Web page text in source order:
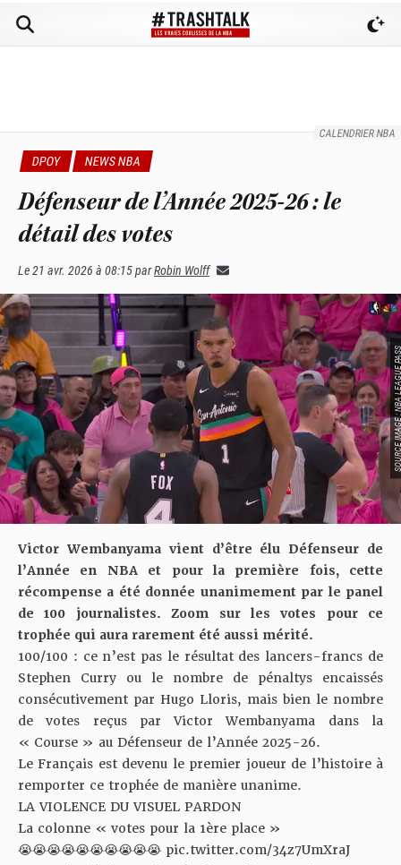
CALENDRIER NBA
DPOY NEWS NBA
Défenseur de l’Année 2025-26 : le
détail des votes
Le21 avr. 2026 à 08:15parRobin Wolff
SOURCE
Victor Wembanyama vient d’être élu Défenseur de
l’Année en NBA et pour la première fois, cette
récompense a été donnée unanimement par le panel
de 100 journalistes. Zoom sur les votes pour ce
trophée qui aura rarement été aussi mérité.
100/100 : ce n’est pas le résultat des lancers-francs de
Stephen Curry ou le nombre de pénaltys encaissés
consécutivement par Hugo Lloris, mais bien le nombre
de votes reçus par Victor Wembanyama dans la
« Course » au Défenseur de l’Année 2025-26.
Le Français est devenu le premier joueur de l’histoire à
remporter ce trophée de manière unanime.
LA VIOLENCE DU VISUEL PARDON
La colonne « votes pour la 1ère place »
😭😭😭😭😭😭😭😭😭😭 pic.twitter.com/34z7UmXraJ